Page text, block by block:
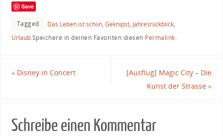
Save
Tagged Das Leben ist schön, Geknipst, Jahresrückblick,
Urlaub.Speichere in deinen Favoriten diesen Permalink.
«Disney in Concert
[Ausflug] Magic City – Die
Kunst der Strasse»
Schreibe einen Kommentar